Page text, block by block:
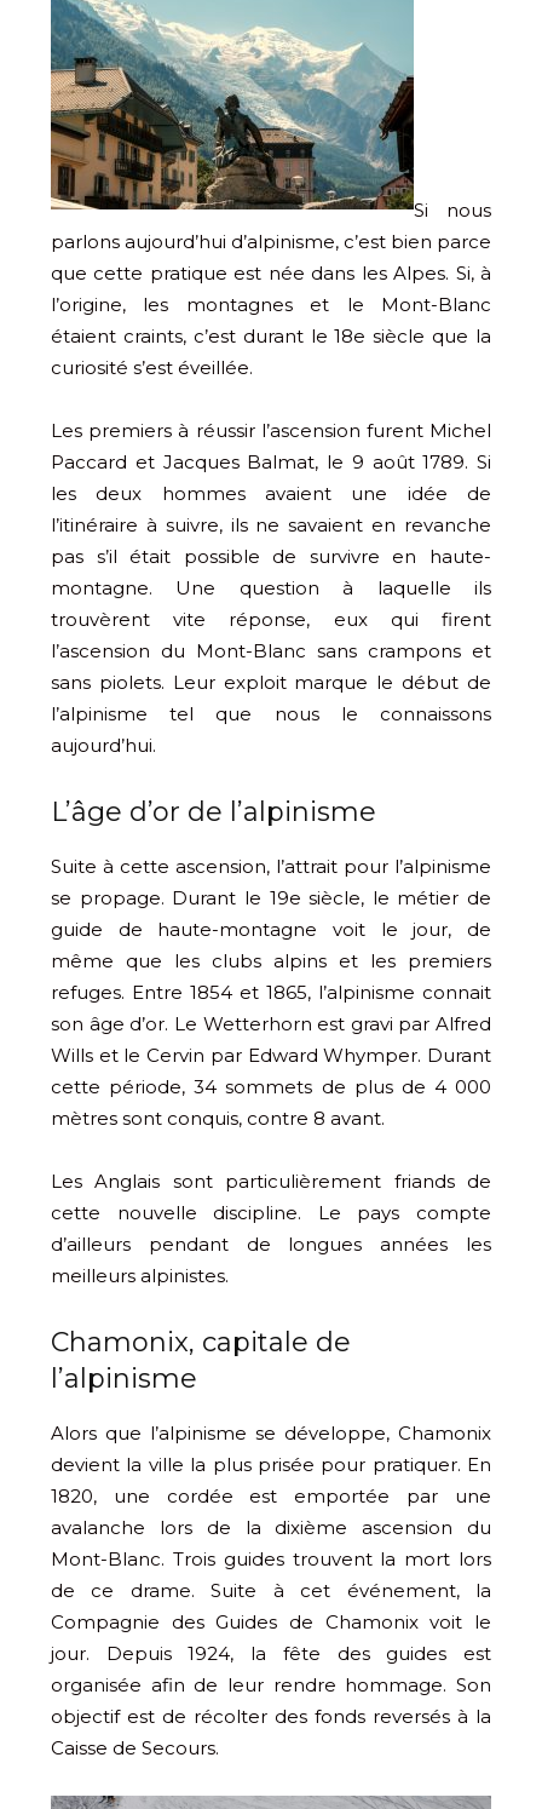
Si nous
parlons aujourd’hui d’alpinisme, c’est bien parce
que cette pratique est née dans les Alpes. Si, à
l’origine, les montagnes et le Mont-Blanc
étaient craints, c’est durant le 18e siècle que la
curiosité s’est éveillée.
Les premiers à réussir l’ascension furent Michel
Paccard et Jacques Balmat, le 9 août 1789. Si
les deux hommes avaient une idée de
l’itinéraire à suivre, ils ne savaient en revanche
pas s’il était possible de survivre en haute-
montagne. Une question à laquelle ils
trouvèrent vite réponse, eux qui firent
l’ascension du Mont-Blanc sans crampons et
sans piolets. Leur exploit marque le début de
l’alpinisme tel que nous le connaissons
aujourd’hui.
L’âge d’or de l’alpinisme
Suite à cette ascension, l’attrait pour l’alpinisme
se propage. Durant le 19e siècle, le métier de
guide de haute-montagne voit le jour, de
même que les clubs alpins et les premiers
refuges. Entre 1854 et 1865, l’alpinisme connait
son âge d’or. Le Wetterhorn est gravi par Alfred
Wills et le Cervin par Edward Whymper. Durant
cette période, 34 sommets de plus de 4 000
mètres sont conquis, contre 8 avant.
Les Anglais sont particulièrement friands de
cette nouvelle discipline. Le pays compte
d’ailleurs pendant de longues années les
meilleurs alpinistes.
Chamonix, capitale de
l’alpinisme
Alors que l’alpinisme se développe, Chamonix
devient la ville la plus prisée pour pratiquer. En
1820, une cordée est emportée par une
avalanche lors de la dixième ascension du
Mont-Blanc. Trois guides trouvent la mort lors
de ce drame. Suite à cet événement, la
Compagnie des Guides de Chamonix voit le
jour. Depuis 1924, la fête des guides est
organisée afin de leur rendre hommage. Son
objectif est de récolter des fonds reversés à la
Caisse de Secours.